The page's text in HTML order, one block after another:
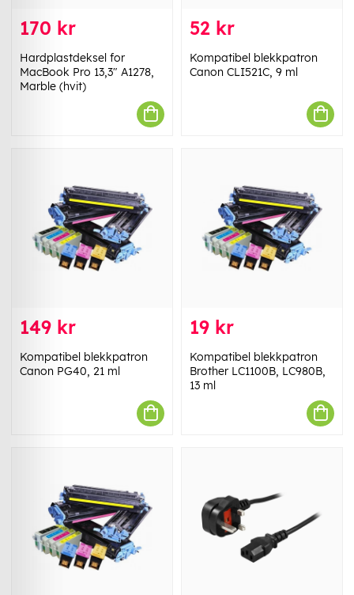
170 kr
Hardplastdeksel for
MacBook Pro 13,3" A1278,
Marble (hvit)
52 kr
Kompatibel blekkpatron
Canon CLI521C, 9 ml
149 kr
Kompatibel blekkpatron
Canon PG40, 21 ml
19 kr
Kompatibel blekkpatron
Brother LC1100B, LC980B,
13 ml